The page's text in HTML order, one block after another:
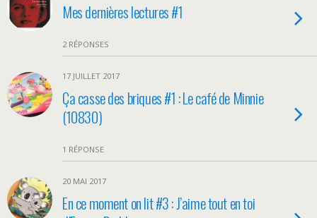
Mes dernières lectures #1
2 RÉPONSES
17 JUILLET 2017
Ça casse des briques #1 : Le café de Minnie
(10830)
1 RÉPONSE
20 MAI 2017
En ce moment on lit #3 : J’aime tout en toi